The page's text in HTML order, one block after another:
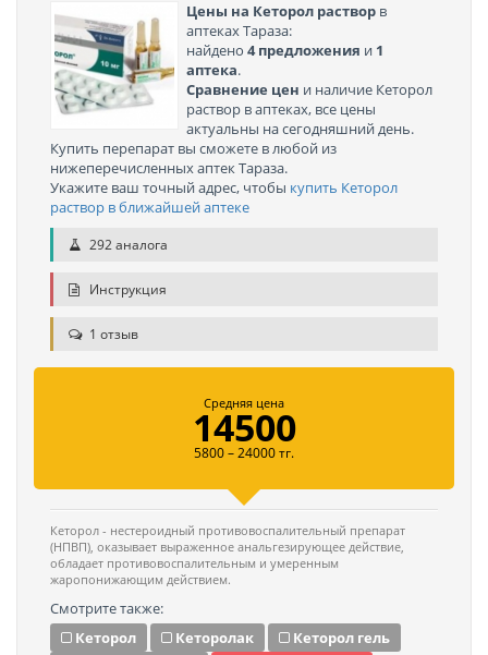
Цены на Кеторол раствор в
аптеках Тараза:
найдено 4 предложения и 1
аптека.
Сравнение цен и наличие Кеторол
раствор в аптеках, все цены
актуальны на сегодняшний день.
Купить перепарат вы сможете в любой из
нижеперечисленных аптек Тараза.
Укажите ваш точный адрес, чтобы купить Кеторол
раствор в ближайшей аптеке
292 аналога
Инструкция
1 отзыв
Средняя цена
14500
5800 – 24000 тг.
Кеторол - нестероидный противовоспалительный препарат
(НПВП), оказывает выраженное анальгезирующее действие,
обладает противовоспалительным и умеренным
жаропонижающим действием.
Смотрите также:
Кеторол
Кеторолак
Кеторол гель